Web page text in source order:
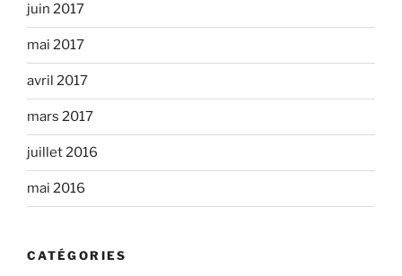
juin 2017
mai 2017
avril 2017
mars 2017
juillet 2016
mai 2016
CATÉGORIES